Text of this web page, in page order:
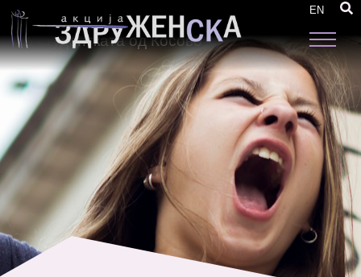
EN
на сексистичкото известување за случајот
со студентката од Косово